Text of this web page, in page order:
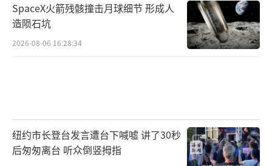
SpaceX火箭残骸撞击月球细节 形成人
造陨石坑
2026-08-06 16:28:34
纽约市长登台发言遭台下喊嘘 讲了30秒
后匆匆离台 听众倒竖拇指